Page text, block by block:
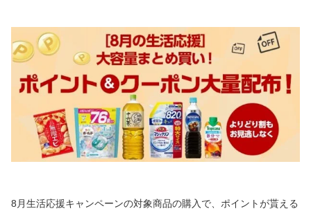
8月生活応援キャンペーンの対象商品の購入で、ポイントが貰える